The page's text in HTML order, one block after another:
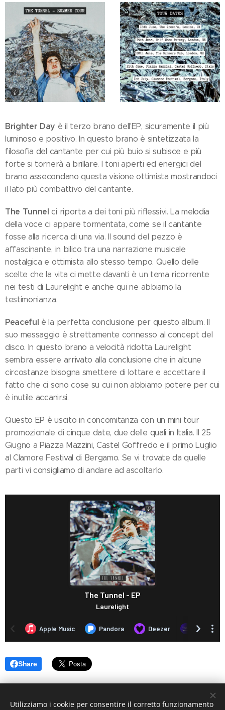
Brighter Day è il terzo brano dell'EP, sicuramente il più
luminoso e positivo. In questo brano è sintetizzata la
filosofia del cantante per cui più buio si subisce e più
forte si tornerà a brillare. I toni aperti ed energici del
brano assecondano questa visione ottimista mostrandoci
il lato più combattivo del cantante.
The Tunnel ci riporta a dei toni più riflessivi. La melodia
della voce ci appare tormentata, come se il cantante
fosse alla ricerca di una via. Il sound del pezzo è
affascinante, in bilico tra una narrazione musicale
nostalgica e ottimista allo stesso tempo. Quello delle
scelte che la vita ci mette davanti è un tema ricorrente
nei testi di Laurelight e anche qui ne abbiamo la
testimonianza.
Peaceful è la perfetta conclusione per questo album. Il
suo messaggio è strettamente connesso al concept del
disco. In questo brano a velocità ridotta Laurelight
sembra essere arrivato alla conclusione che in alcune
circostanze bisogna smettere di lottare e accettare il
fatto che ci sono cose su cui non abbiamo potere per cui
è inutile accanirsi.
Questo EP è uscito in concomitanza con un mini tour
promozionale di cinque date, due delle quali in Italia. Il 25
Giugno a Piazza Mazzini, Castel Goffredo e il primo Luglio
al Clamore Festival di Bergamo. Se vi trovate da quelle
parti vi consigliamo di andare ad ascoltarlo.
Share
Utilizziamo i cookie per consentire il corretto funzionamento